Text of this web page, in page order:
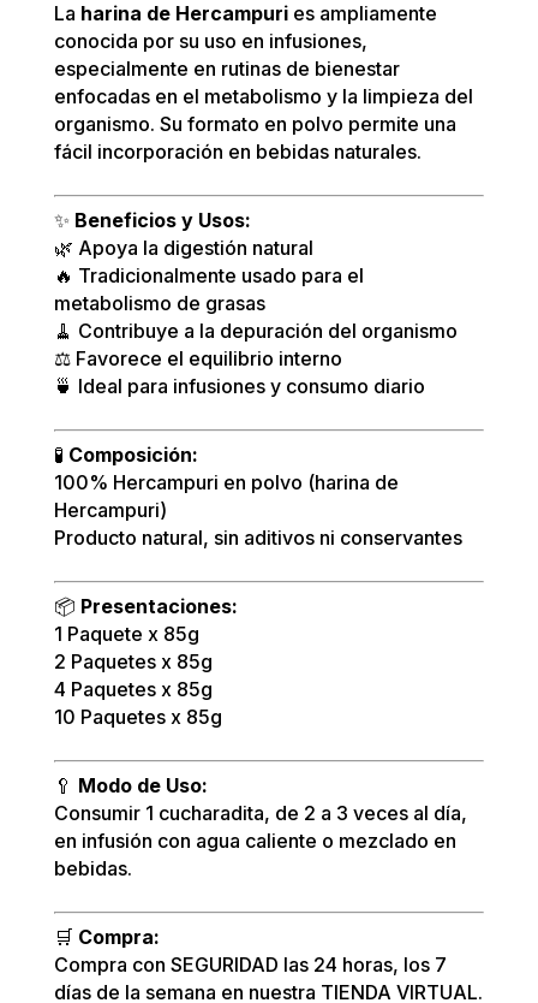
La harina de Hercampuries ampliamente
conocida por su uso en infusiones,
especialmente en rutinas de bienestar
enfocadas en el metabolismo y la limpieza del
organismo. Su formato en polvo permite una
fácil incorporación en bebidas naturales.
✨ Beneficios y Usos:
🌿 Apoya la digestión natural
🔥 Tradicionalmente usado para el
metabolismo de grasas
🧹 Contribuye a la depuración del organismo
⚖️ Favorece el equilibrio interno
🍵 Ideal para infusiones y consumo diario
🧪 Composición:
100% Hercampuri en polvo (harina de
Hercampuri)
Producto natural, sin aditivos ni conservantes
📦 Presentaciones:
1 Paquete x 85g
2 Paquetes x 85g
4 Paquetes x 85g
10 Paquetes x 85g
🥄 Modo de Uso:
Consumir 1 cucharadita, de 2 a 3 veces al día,
en infusión con agua caliente o mezclado en
bebidas.
🛒 Compra:
Compra con SEGURIDAD las 24 horas, los 7
días de la semana en nuestra TIENDA VIRTUAL.